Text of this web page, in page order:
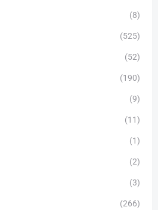
(8)
(525)
(52)
(190)
(9)
(11)
(1)
(2)
(3)
(266)